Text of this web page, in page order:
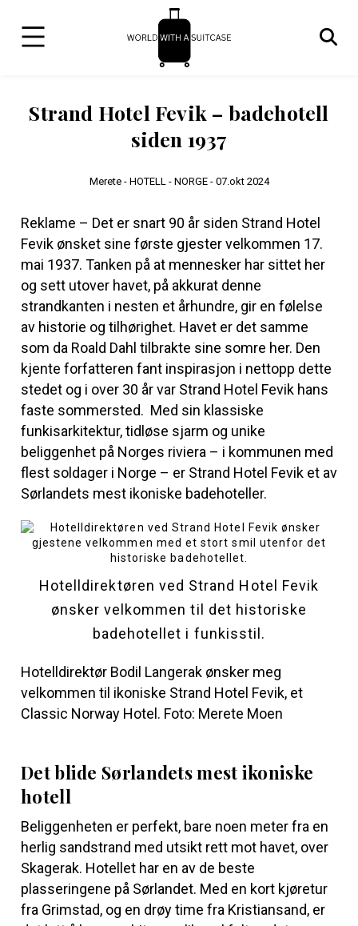
Strand Hotel Fevik – badehotell
siden 1937
Merete - HOTELL - NORGE - 07.okt 2024
Reklame – Det er snart 90 år siden Strand Hotel
Fevik ønsket sine første gjester velkommen 17.
mai 1937. Tanken på at mennesker har sittet her
og sett utover havet, på akkurat denne
strandkanten i nesten et århundre, gir en følelse
av historie og tilhørighet. Havet er det samme
som da Roald Dahl tilbrakte sine somre her. Den
kjente forfatteren fant inspirasjon i nettopp dette
stedet og i over 30 år var Strand Hotel Fevik hans
faste sommersted. Med sin klassiske
funkisarkitektur, tidløse sjarm og unike
beliggenhet på Norges riviera – i kommunen med
flest soldager i Norge – er Strand Hotel Fevik et av
Sørlandets mest ikoniske badehoteller.
Hotell­direktøren ved Strand Hotel Fevik
ønsker velkommen til det historiske
badehotellet i funkisstil.
Hotelldirektør Bodil Langerak ønsker meg
velkommen til ikoniske Strand Hotel Fevik, et
Classic Norway Hotel. Foto: Merete Moen
Det blide Sørlandets mest ikoniske
hotell
Beliggenheten er perfekt, bare noen meter fra en
herlig sandstrand med utsikt rett mot havet, over
Skagerak. Hotellet har en av de beste
plasseringene på Sørlandet. Med en kort kjøretur
fra Grimstad, og en drøy time fra Kristiansand, er